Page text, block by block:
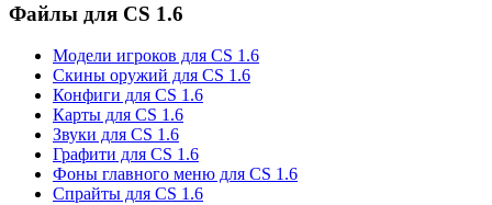
Файлы для CS 1.6
Модели игроков для CS 1.6
Скины оружий для CS 1.6
Конфиги для CS 1.6
Карты для CS 1.6
Звуки для CS 1.6
Графити для CS 1.6
Фоны главного меню для CS 1.6
Спрайты для CS 1.6